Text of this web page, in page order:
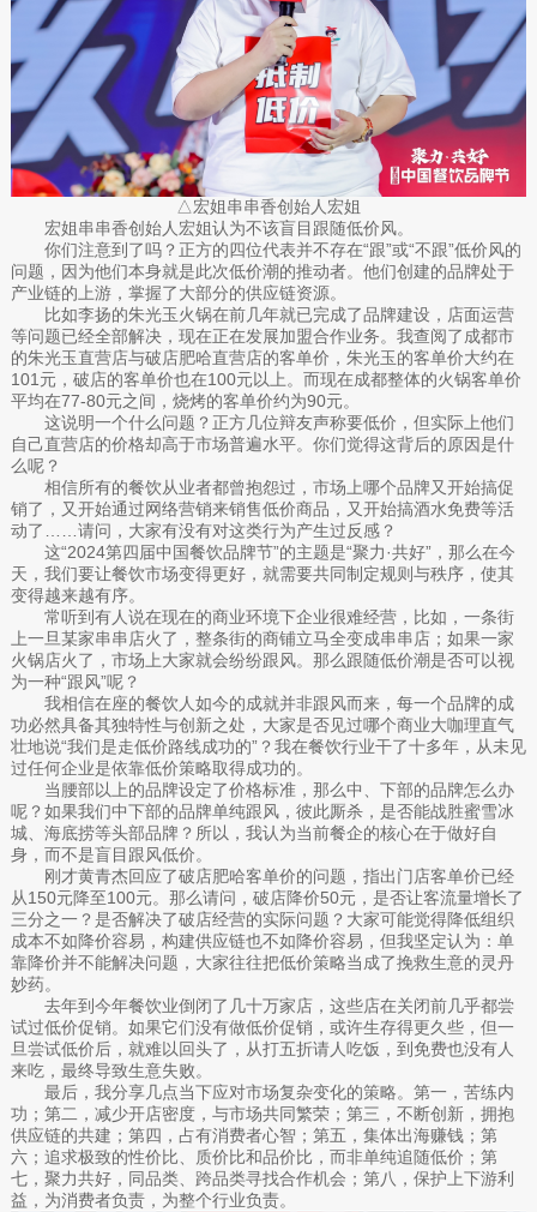
△宏姐串串香创始人宏姐
宏姐串串香创始人宏姐认为不该盲目跟随低价风。
你们注意到了吗？正方的四位代表并不存在“跟”或“不跟”低价风的
问题，因为他们本身就是此次低价潮的推动者。他们创建的品牌处于
产业链的上游，掌握了大部分的供应链资源。
比如李扬的朱光玉火锅在前几年就已完成了品牌建设，店面运营
等问题已经全部解决，现在正在发展加盟合作业务。我查阅了成都市
的朱光玉直营店与破店肥哈直营店的客单价，朱光玉的客单价大约在
101元，破店的客单价也在100元以上。而现在成都整体的火锅客单价
平均在77-80元之间，烧烤的客单价约为90元。
这说明一个什么问题？正方几位辩友声称要低价，但实际上他们
自己直营店的价格却高于市场普遍水平。你们觉得这背后的原因是什
么呢？
相信所有的餐饮从业者都曾抱怨过，市场上哪个品牌又开始搞促
销了，又开始通过网络营销来销售低价商品，又开始搞酒水免费等活
动了……请问，大家有没有对这类行为产生过反感？
这“2024第四届中国餐饮品牌节”的主题是“聚力·共好”，那么在今
天，我们要让餐饮市场变得更好，就需要共同制定规则与秩序，使其
变得越来越有序。
常听到有人说在现在的商业环境下企业很难经营，比如，一条街
上一旦某家串串店火了，整条街的商铺立马全变成串串店；如果一家
火锅店火了，市场上大家就会纷纷跟风。那么跟随低价潮是否可以视
为一种“跟风”呢？
我相信在座的餐饮人如今的成就并非跟风而来，每一个品牌的成
功必然具备其独特性与创新之处，大家是否见过哪个商业大咖理直气
壮地说“我们是走低价路线成功的”？我在餐饮行业干了十多年，从未见
过任何企业是依靠低价策略取得成功的。
当腰部以上的品牌设定了价格标准，那么中、下部的品牌怎么办
呢？如果我们中下部的品牌单纯跟风，彼此厮杀，是否能战胜蜜雪冰
城、海底捞等头部品牌？所以，我认为当前餐企的核心在于做好自
身，而不是盲目跟风低价。
刚才黄青杰回应了破店肥哈客单价的问题，指出门店客单价已经
从150元降至100元。那么请问，破店降价50元，是否让客流量增长了
三分之一？是否解决了破店经营的实际问题？大家可能觉得降低组织
成本不如降价容易，构建供应链也不如降价容易，但我坚定认为：单
靠降价并不能解决问题，大家往往把低价策略当成了挽救生意的灵丹
妙药。
去年到今年餐饮业倒闭了几十万家店，这些店在关闭前几乎都尝
试过低价促销。如果它们没有做低价促销，或许生存得更久些，但一
旦尝试低价后，就难以回头了，从打五折请人吃饭，到免费也没有人
来吃，最终导致生意失败。
最后，我分享几点当下应对市场复杂变化的策略。第一，苦练内
功；第二，减少开店密度，与市场共同繁荣；第三，不断创新，拥抱
供应链的共建；第四，占有消费者心智；第五，集体出海赚钱；第
六；追求极致的性价比、质价比和品价比，而非单纯追随低价；第
七，聚力共好，同品类、跨品类寻找合作机会；第八，保护上下游利
益，为消费者负责，为整个行业负责。